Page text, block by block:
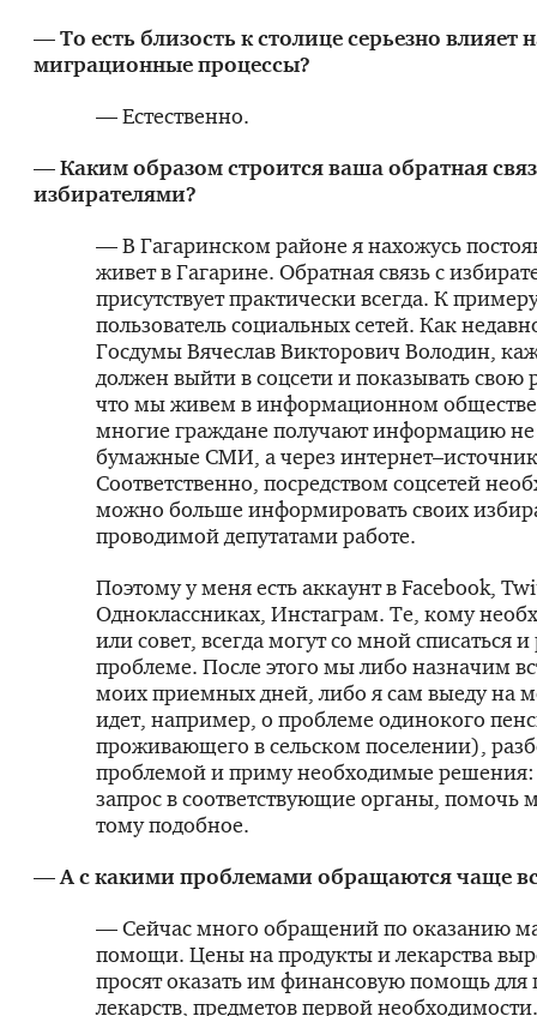
— То есть близость к столице серьезно влияет
миграционные процессы?
— Естественно.
— Каким образом строится ваша обратная
избирателями?
— В Гагаринском районе я нахожусь
живет в Гагарине. Обратная связь с
присутствует практически всегда. К
пользователь социальных сетей. Как
Госдумы Вячеслав Викторович Володин,
должен выйти в соцсети и показывать свою
что мы живем в информационном
многие граждане получают информацию не
бумажные СМИ, а через
Соответственно, посредством соцсетей
можно больше информировать своих
проводимой депутатами работе.
Поэтому у меня есть аккаунт в Facebook,
Одноклассниках, Инстаграм. Те, кому
или совет, всегда могут со мной списаться и
проблеме. После этого мы либо назначим
моих приемных дней, либо я сам выеду на
идет, например, о проблеме одинокого
проживающего в сельском поселении),
проблемой и приму необходимые решения:
запрос в соответствующие органы, помочь
тому подобное.
— А с какими проблемами обращаются чаще
— Сейчас много обращений по оказанию
помощи. Цены на продукты и лекарства
просят оказать им финансовую помощь для
лекарств, предметов первой